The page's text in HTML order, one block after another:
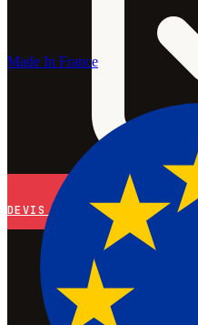
DEVIS
Made In France